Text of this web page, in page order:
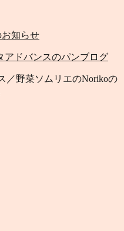
知らせ
／野菜ソムリエのNorikoの